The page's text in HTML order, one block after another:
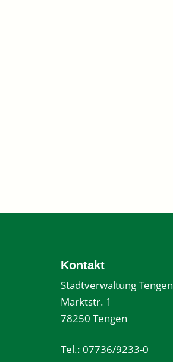
Kontakt
Stadtverwaltung Tengen
Marktstr. 1
78250 Tengen
Tel.: 07736/9233-0